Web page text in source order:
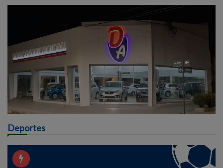
Deportes